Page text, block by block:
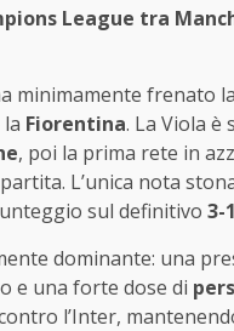
League tra
frenato
Fiorentina. La Viola è
, poi la prima rete in
L’unica nota
sul definitivo 3-1
dominante: una
e una forte dose di
l’Inter,